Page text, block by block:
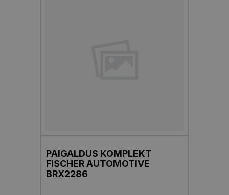
PAIGALDUS KOMPLEKT
FISCHER AUTOMOTIVE
BRX2286